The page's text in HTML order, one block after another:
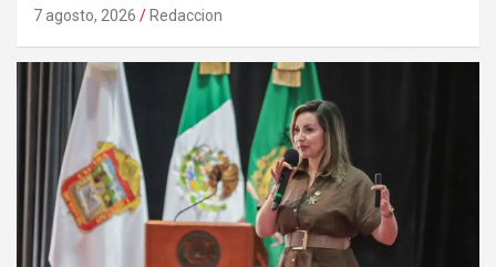
7 agosto, 2026 Redaccion